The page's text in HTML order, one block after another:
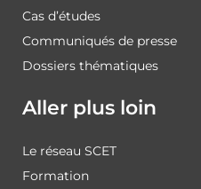
Cas d’études
Communiqués de presse
Dossiers thématiques
Aller plus loin
Le réseau SCET
Formation